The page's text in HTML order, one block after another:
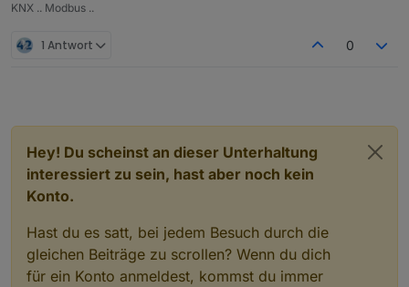
KNX .. Modbus ..
1 Antwort 0
Hey! Du scheinst an dieser Unterhaltung
interessiert zu sein, hast aber noch kein
Konto.
Hast du es satt, bei jedem Besuch durch die
gleichen Beiträge zu scrollen? Wenn du dich
für ein Konto anmeldest, kommst du immer